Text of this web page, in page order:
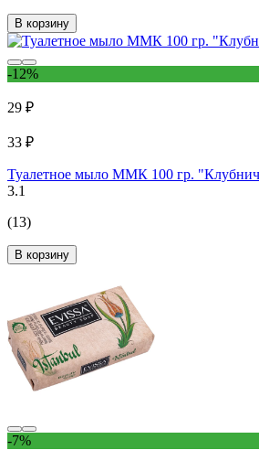
В корзину
-12%
29 ₽
33 ₽
Туалетное мыло ММК 100 гр.
3.1
(13)
В корзину
-7%